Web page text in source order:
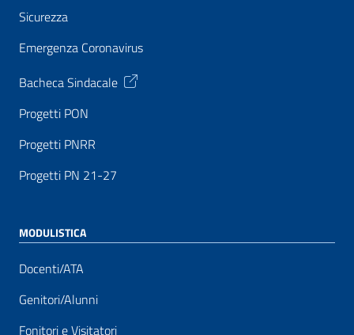
Sicurezza
Emergenza Coronavirus
Bacheca Sindacale
Progetti PON
Progetti PNRR
Progetti PN 21-27
MODULISTICA
Docenti/ATA
Genitori/Alunni
Fonitori e Visitatori